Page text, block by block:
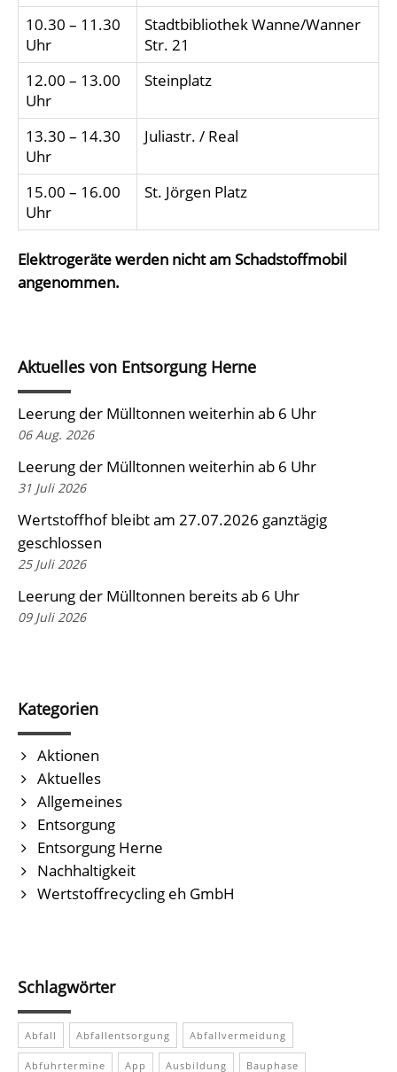
10.30 – 11.30
Uhr
Stadtbibliothek Wanne/Wanner
Str. 21
12.00 – 13.00
Uhr
Steinplatz
13.30 – 14.30
Uhr
Juliastr. / Real
15.00 – 16.00
Uhr
St. Jörgen Platz
Elektrogeräte werden nicht am Schadstoffmobil
angenommen.
Aktuelles von Entsorgung Herne
Leerung der Mülltonnen weiterhin ab 6 Uhr
06 Aug. 2026
Leerung der Mülltonnen weiterhin ab 6 Uhr
31 Juli 2026
Wertstoffhof bleibt am 27.07.2026 ganztägig
geschlossen
25 Juli 2026
Leerung der Mülltonnen bereits ab 6 Uhr
09 Juli 2026
Kategorien
Aktionen
Aktuelles
Allgemeines
Entsorgung
Entsorgung Herne
Nachhaltigkeit
Wertstoffrecycling eh GmbH
Schlagwörter
Abfall Abfallentsorgung Abfallvermeidung
Abfuhrtermine App Ausbildung Bauphase